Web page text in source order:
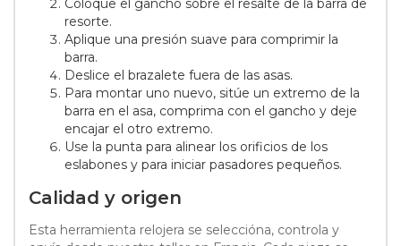
Coloque el gancho sobre el resalte de la barra de
resorte.
Aplique una presión suave para comprimir la
barra.
Deslice el brazalete fuera de las asas.
Para montar uno nuevo, sitúe un extremo de la
barra en el asa, comprima con el gancho y deje
encajar el otro extremo.
Use la punta para alinear los orificios de los
eslabones y para iniciar pasadores pequeños.
Calidad y origen
Esta herramienta relojera se seleccióna, controla y